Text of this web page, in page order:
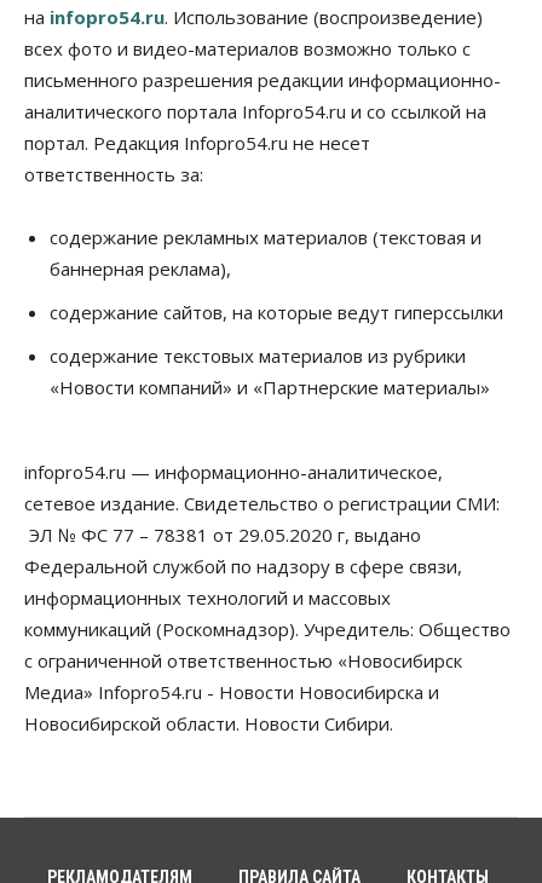
07 Августа 2026, 14:00
Власть
В Новосибирске многодетным семьям вручили
сертификаты на покупку автомобилей
07 Августа 2026, 13:55
Авто Общество
07 Августа 2026, 13:00
Школы, библиотеки, пешеходные тротуары:
социальных объектах
07 Августа 2026, 12:35
на выходных
07 Августа 2026, 12:00
Жители Новосибирска смогут добровольно
повысить свою пенсию
07 Августа 2026, 11:30
Общество
Деньгами будут распоряжаться дети: в десяти
школах Новосибирской области введут
инициативное бюджетирование
на infopro54.ru. Использование (воспроизведение)
всех фото и видео-материалов возможно только с
письменного разрешения редакции информационно-
аналитического портала Infopro54.ru и со ссылкой на
портал. Редакция Infopro54.ru не несет
ответственность за:
содержание рекламных материалов (текстовая и
баннерная реклама),
содержание сайтов, на которые ведут гиперссылки
содержание текстовых материалов из рубрики
«Новости компаний» и «Партнерские материалы»
infopro54.ru — информационно-аналитическое,
сетевое издание. Свидетельство о регистрации СМИ:
ЭЛ № ФС 77 – 78381 от 29.05.2020 г, выдано
Федеральной службой по надзору в сфере связи,
информационных технологий и массовых
коммуникаций (Роскомнадзор). Учредитель: Общество
с ограниченной ответственностью «Новосибирск
Медиа» Infopro54.ru - Новости Новосибирска и
Новосибирской области. Новости Сибири.
РЕКЛАМОДАТЕЛЯМ ПРАВИЛА САЙТА КОНТАКТЫ